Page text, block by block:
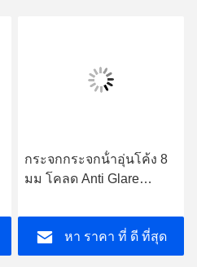
กระจกกระจกน้ําอุ่นโค้ง 8
มม โคลด Anti Glare
หา ราคา ที่ ดี ที่สุด